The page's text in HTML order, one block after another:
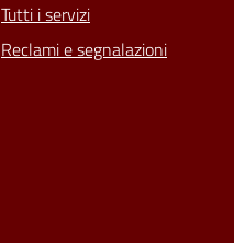
Tutti i servizi
Reclami e segnalazioni